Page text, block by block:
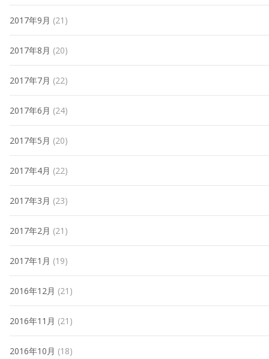
2017年9月 (21)
2017年8月 (20)
2017年7月 (22)
2017年6月 (24)
2017年5月 (20)
2017年4月 (22)
2017年3月 (23)
2017年2月 (21)
2017年1月 (19)
2016年12月 (21)
2016年11月 (21)
2016年10月 (18)